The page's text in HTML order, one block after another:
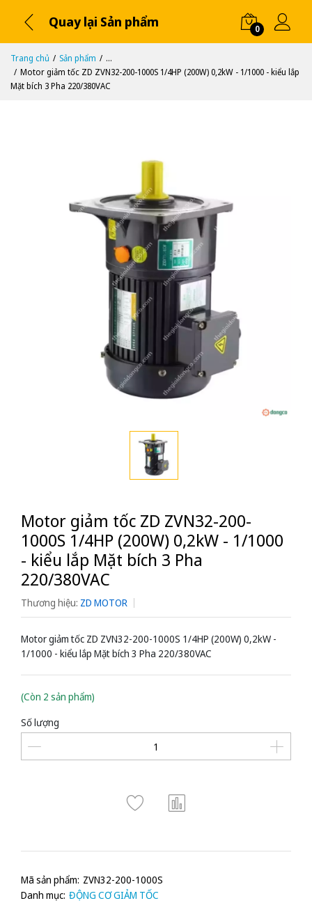
Quay lại Sản phẩm 0
Trang chủ Sản phẩm
...
Motor giảm tốc ZD ZVN32-200-1000S 1/4HP (200W) 0,2kW - 1/1000 - kiểu lắp
Mặt bích 3 Pha 220/380VAC
Motor giảm tốc ZD ZVN32-200-
1000S 1/4HP (200W) 0,2kW - 1/1000
- kiểu lắp Mặt bích 3 Pha
220/380VAC
Thương hiệu: ZD MOTOR
Motor giảm tốc ZD ZVN32-200-1000S 1/4HP (200W) 0,2kW -
1/1000 - kiểu lắp Mặt bích 3 Pha 220/380VAC
(Còn 2 sản phẩm)
Số lượng
Mã sản phẩm: ZVN32-200-1000S
Danh mục: ĐỘNG CƠ GIẢM TỐC